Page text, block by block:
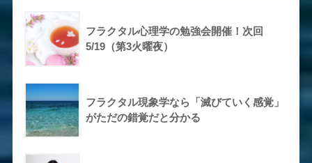
フラクタル心理学の勉強会開催！次回
5/19（第3火曜夜）
フラクタル現象学なら「滅びていく感覚」
がただの錯覚だと分かる